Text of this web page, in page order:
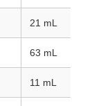
21 mL
63 mL
11 mL